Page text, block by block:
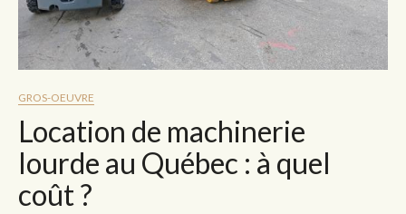
GROS-OEUVRE
Location de machinerie
lourde au Québec : à quel
coût ?